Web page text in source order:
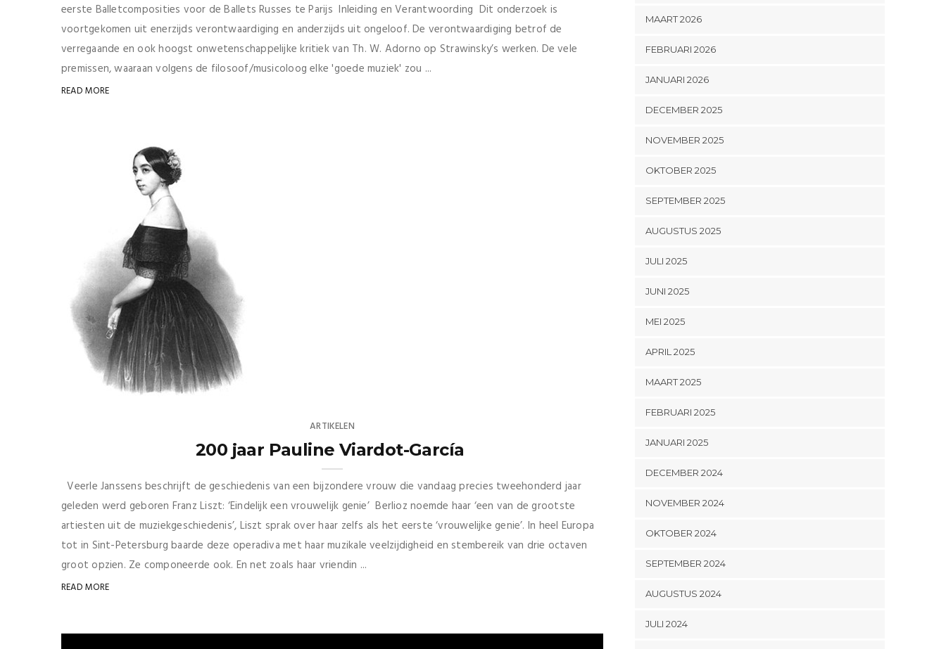
eerste Balletcomposities voor de Ballets Russes te Parijs Inleiding en Verantwoording Dit onderzoek is
voortgekomen uit enerzijds verontwaardiging en anderzijds uit ongeloof. De verontwaardiging betrof de
verregaande en ook hoogst onwetenschappelijke kritiek van Th. W. Adorno op Strawinsky’s werken. De vele
premissen, waaraan volgens de filosoof/musicoloog elke 'goede muziek' zou ...
READ MORE
ARTIKELEN
200 jaar Pauline Viardot-García
Veerle Janssens beschrijft de geschiedenis van een bijzondere vrouw die vandaag precies tweehonderd jaar
geleden werd geboren Franz Liszt: ‘Eindelijk een vrouwelijk genie’ Berlioz noemde haar ‘een van de grootste
artiesten uit de muziekgeschiedenis’, Liszt sprak over haar zelfs als het eerste ‘vrouwelijke genie’. In heel Europa
tot in Sint-Petersburg baarde deze operadiva met haar muzikale veelzijdigheid en stembereik van drie octaven
groot opzien. Ze componeerde ook. En net zoals haar vriendin ...
READ MORE
MAART 2026
FEBRUARI 2026
JANUARI 2026
DECEMBER 2025
NOVEMBER 2025
OKTOBER 2025
SEPTEMBER 2025
AUGUSTUS 2025
JULI 2025
JUNI 2025
MEI 2025
APRIL 2025
MAART 2025
FEBRUARI 2025
JANUARI 2025
DECEMBER 2024
NOVEMBER 2024
OKTOBER 2024
SEPTEMBER 2024
AUGUSTUS 2024
JULI 2024